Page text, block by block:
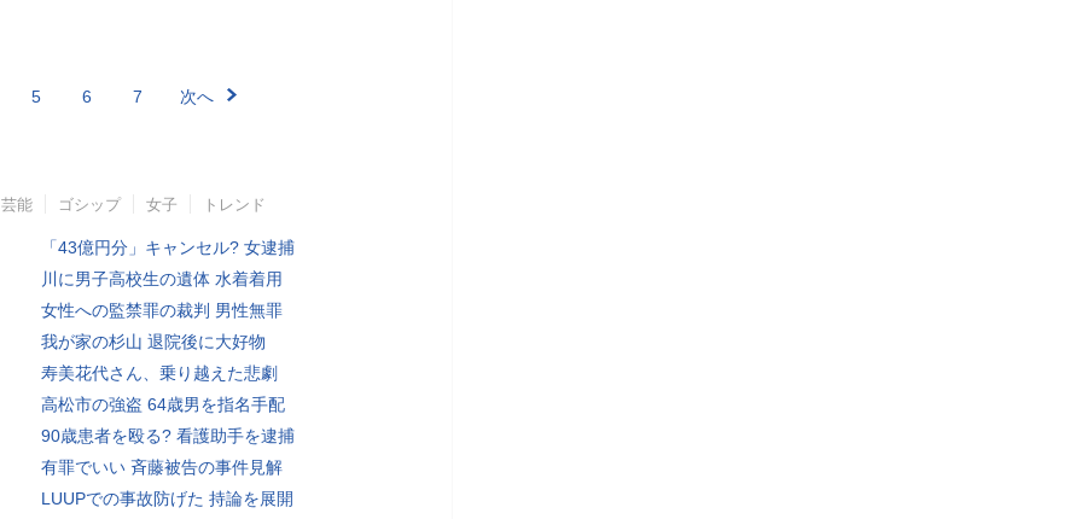
5 6 7 次へ
芸能 ゴシップ 女子 トレンド
「43億円分」キャンセル? 女逮捕
川に男子高校生の遺体 水着着用
女性への監禁罪の裁判 男性無罪
我が家の杉山 退院後に大好物
寿美花代さん、乗り越えた悲劇
高松市の強盗 64歳男を指名手配
90歳患者を殴る? 看護助手を逮捕
有罪でいい 斉藤被告の事件見解
LUUPでの事故防げた 持論を展開